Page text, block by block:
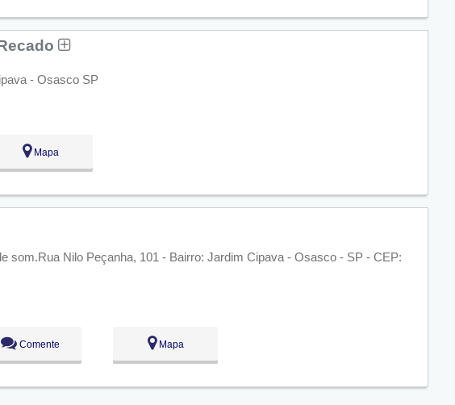
- Osasco SP
Mapa
som.Rua Nilo Peçanha, 101 - Bairro: Jardim Cipava - Osasco - SP - CEP:
Comente Mapa